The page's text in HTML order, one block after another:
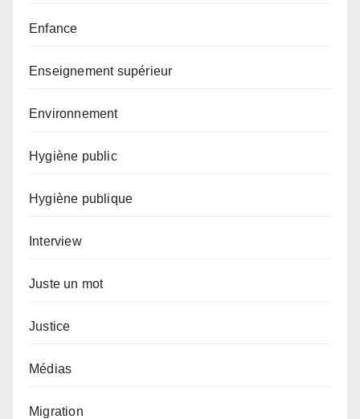
Enfance
Enseignement supérieur
Environnement
Hygiène public
Hygiène publique
Interview
Juste un mot
Justice
Médias
Migration